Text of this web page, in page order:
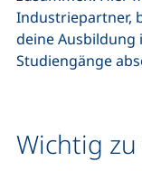
Industriepartner,
deine Ausbildung
Studiengänge
Wichtig zu